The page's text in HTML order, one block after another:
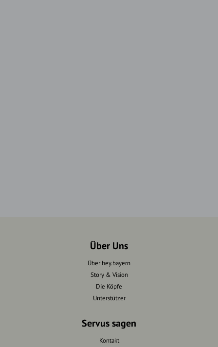
Über Uns
Über hey.bayern
Story & Vision
Die Köpfe
Unterstützer
Servus sagen
Kontakt